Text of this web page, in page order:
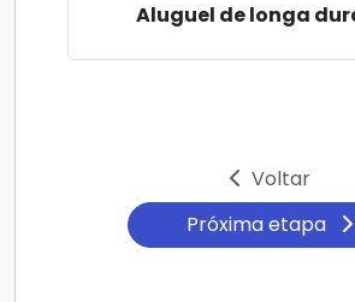
Aluguel de longa
Voltar
Próxima etapa